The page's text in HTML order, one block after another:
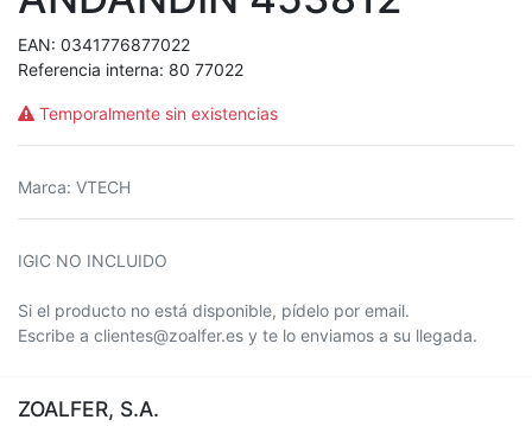
EAN: 0341776877022
Referencia interna: 80 77022
Temporalmente sin existencias
Marca: VTECH
IGIC NO INCLUIDO
Si el producto no está disponible, pídelo por email.
Escribe a clientes@zoalfer.es y te lo enviamos a su llegada.
ZOALFER, S.A.